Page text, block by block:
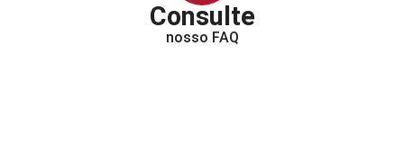
Consulte
nosso FAQ